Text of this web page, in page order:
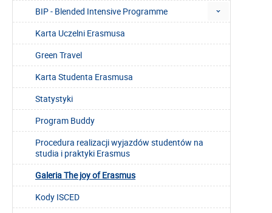
BIP - Blended Intensive Programme
Karta Uczelni Erasmusa
Green Travel
Karta Studenta Erasmusa
Statystyki
Program Buddy
Procedura realizacji wyjazdów studentów na
studia i praktyki Erasmus
Galeria The joy of Erasmus
Kody ISCED